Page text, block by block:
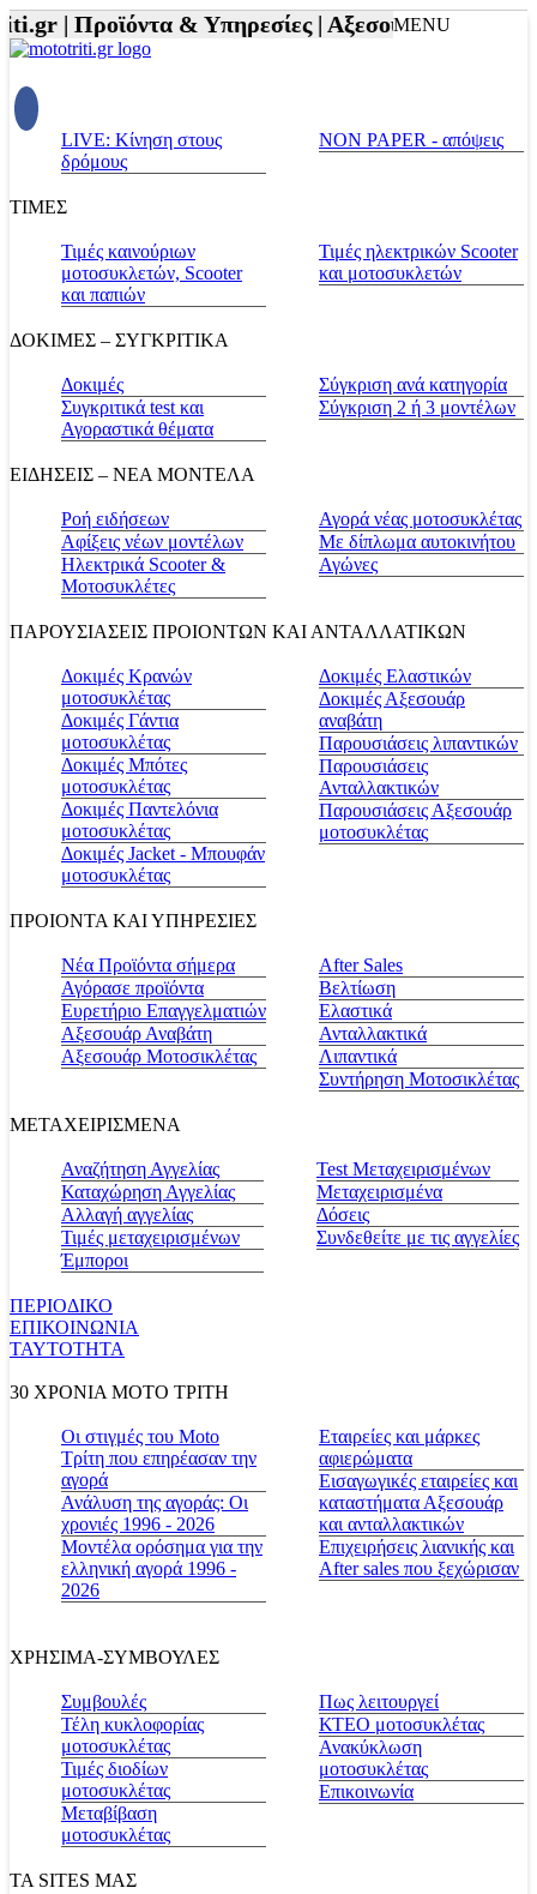
|Προϊόντα & Υπηρεσίες |Αξεσουάρ Αναβάτη
MENU
LIVE: Κίνηση στους
δρόμους
NON PAPER - απόψεις
ΤΙΜΕΣ
Τιμές καινούριων
μοτοσυκλετών, Scooter
και παπιών
Τιμές ηλεκτρικών Scooter
και μοτοσυκλετών
ΔΟΚΙΜΕΣ – ΣΥΓΚΡΙΤΙΚΑ
Δοκιμές
Συγκριτικά test και
Αγοραστικά θέματα
Σύγκριση ανά κατηγορία
Σύγκριση 2 ή 3 μοντέλων
ΕΙΔΗΣΕΙΣ – ΝΕΑ ΜΟΝΤΕΛΑ
Ροή ειδήσεων
Αφίξεις νέων μοντέλων
Ηλεκτρικά Scooter &
Μοτοσυκλέτες
Αγορά νέας μοτοσυκλέτας
Με δίπλωμα αυτοκινήτου
Αγώνες
ΠΑΡΟΥΣΙΑΣΕΙΣ ΠΡΟΙΟΝΤΩΝ ΚΑΙ ΑΝΤΑΛΛΑΤΙΚΩΝ
Δοκιμές Κρανών
μοτοσυκλέτας
Δοκιμές Γάντια
μοτοσυκλέτας
Δοκιμές Μπότες
μοτοσυκλέτας
Δοκιμές Παντελόνια
μοτοσυκλέτας
Δοκιμές Jacket - Μπουφάν
μοτοσυκλέτας
Δοκιμές Ελαστικών
Δοκιμές Αξεσουάρ
αναβάτη
Παρουσιάσεις λιπαντικών
Παρουσιάσεις
Ανταλλακτικών
Παρουσιάσεις Αξεσουάρ
μοτοσυκλέτας
ΠΡΟΙΟΝΤΑ ΚΑΙ ΥΠΗΡΕΣΙΕΣ
Νέα Προϊόντα σήμερα
Αγόρασε προϊόντα
Ευρετήριο Επαγγελματιών
Αξεσουάρ Αναβάτη
Αξεσουάρ Μοτοσικλέτας
Αfter Sales
Βελτίωση
Ελαστικά
Ανταλλακτικά
Λιπαντικά
Συντήρηση Μοτοσικλέτας
ΜΕΤΑΧΕΙΡΙΣΜΕΝΑ
Αναζήτηση Αγγελίας
Καταχώρηση Αγγελίας
Αλλαγή αγγελίας
Τιμές μεταχειρισμένων
Έμποροι
Test Μεταχειρισμένων
Μεταχειρισμένα
Δόσεις
Συνδεθείτε με τις αγγελίες
ΠΕΡΙΟΔΙΚΟ
ΕΠΙΚΟΙΝΩΝΙΑ
ΤΑΥΤΟΤΗΤΑ
30 ΧΡΟΝΙΑ MOTO ΤΡΙΤΗ
Οι στιγμές του Moto
Τρίτη που επηρέασαν την
αγορά
Ανάλυση της αγοράς: Οι
χρονιές 1996 - 2026
Μοντέλα ορόσημα για την
ελληνική αγορά 1996 -
2026
Εταιρείες και μάρκες
αφιερώματα
Εισαγωγικές εταιρείες και
καταστήματα Αξεσουάρ
και ανταλλακτικών
Επιχειρήσεις λιανικής και
After sales που ξεχώρισαν
ΧΡΗΣΙΜΑ-ΣΥΜΒΟΥΛΕΣ
Συμβουλές
Τέλη κυκλοφορίας
μοτοσυκλέτας
Τιμές διοδίων
μοτοσυκλέτας
Μεταβίβαση
μοτοσυκλέτας
Πως λειτουργεί
ΚΤΕΟ μοτοσυκλέτας
Ανακύκλωση
μοτοσυκλέτας
Επικοινωνία
ΤΑ SITES ΜΑΣ